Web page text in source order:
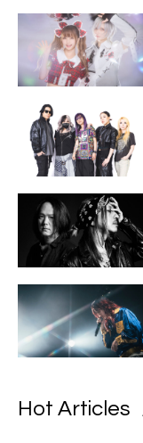
Hot Articles